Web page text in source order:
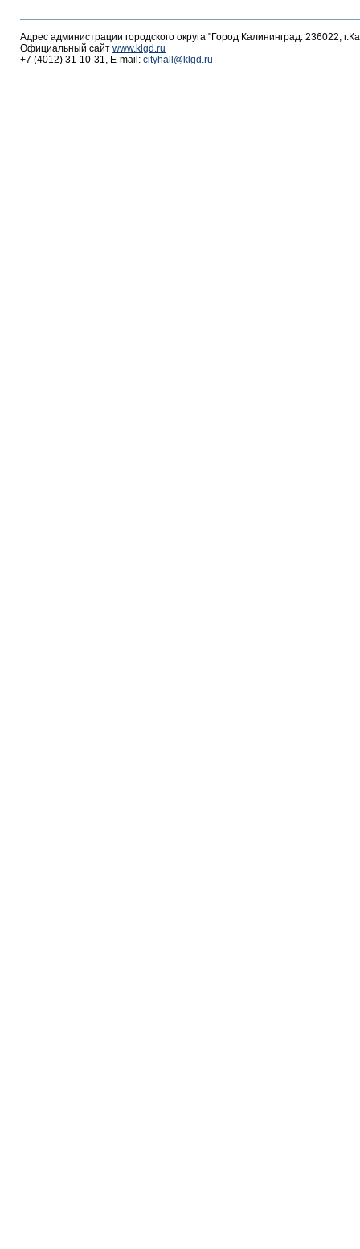
Адрес администрации городского округа "Город Калининград: 236022,
Официальный сайт www.klgd.ru
+7 (4012) 31-10-31, E-mail: cityhall@klgd.ru